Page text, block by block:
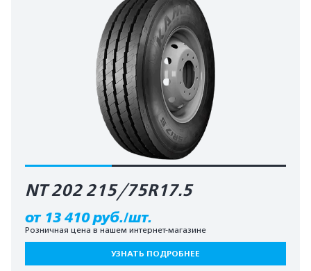
NT 202 215/75R17.5
от 13 410 руб./шт.
Розничная цена в нашем интернет-магазине
УЗНАТЬ ПОДРОБНЕЕ